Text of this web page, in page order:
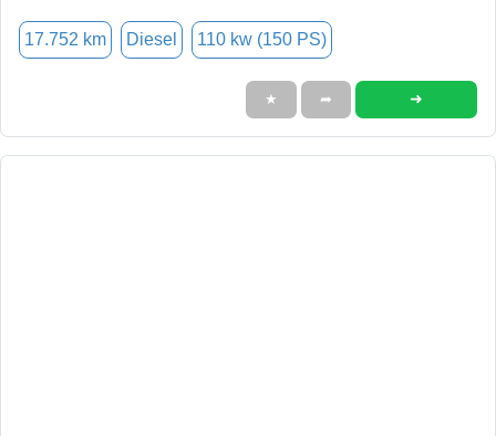
17.752 km Diesel 110 kw (150 PS)
★ ➦ ➜